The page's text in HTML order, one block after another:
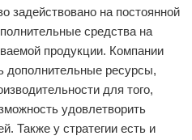
задействовано на постоянной
средства на
продукции. Компании
дополнительные ресурсы,
для того,
удовлетворить
Также у стратегии есть и